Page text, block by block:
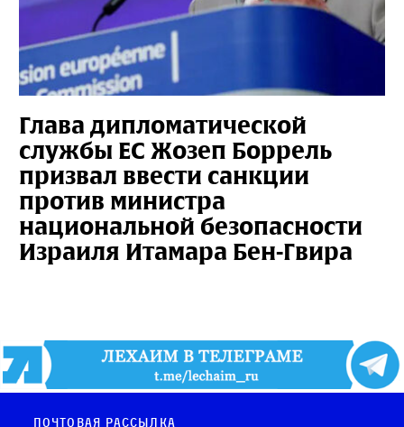
Глава дипломатической
службы ЕС Жозеп Боррель
призвал ввести санкции
против министра
национальной безопасности
Израиля Итамара Бен-Гвира
Почтовая рассылка